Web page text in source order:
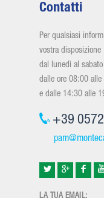
Contatti
Per qualsiasi
vostra disposizione
dal lunedì al sabato
dalle ore 08:00
e dalle 14:30 alle
+39
LA TUA EMAIL: